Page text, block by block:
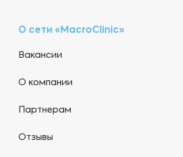
О сети «MacroClinic»
Вакансии
О компании
Партнерам
Отзывы